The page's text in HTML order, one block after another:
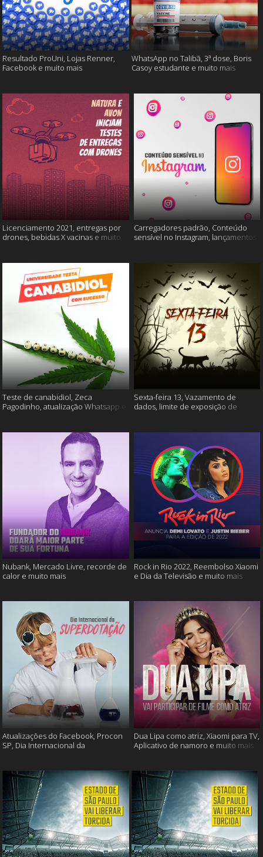
Resultado ProUni, Lojas Renner,
Facebook e muito mais
WhatsApp no Talibã, 3ª dose, Boris
Casoy estudante e muito mais
Licenciamento 2021, entregas por
drones, bebidas X vacinas e muito
Carregadores padrão, Conteúdo
sensível no Instagram, lançamentos
Teste de canabidiol, Zeca
Pagodinho, atualização Whatsapp e
Sexta-feira 13, Vazamento de
dados, limite de exposição de
Nubank, Mercado Livre, recorde de
calor e muito mais
Rock in Rio 2022, Reembolso Xiaomi
e Dia da Televisão e muito mais
Atualizações do Facebook, Procon
SP, Dia Internacional da
Dua Lipa como atriz, Xiaomi para TV,
Aplicativo de namoro e muito mais